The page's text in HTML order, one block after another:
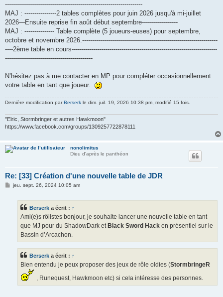
---------------------------------------------------------------------
MAJ : ----------------2 tables complètes pour juin 2026 jusqu'à mi-juillet
2026---Ensuite reprise fin août début septembre------------------
MAJ : --------------- Table complète (5 joueurs-euses) pour septembre,
octobre et novembre 2026.--------------------------------------------------------------------
----2ème table en cours-------------------------------------------------------------------------
--------------------------------------------
N’hésitez pas à me contacter en MP pour compléter occasionnellement
votre table en tant que joueur.
Dernière modification parBerserk le dim. juil. 19, 2026 10:38 pm, modifié 15 fois.
"Elric, Stormbringer et autres Hawkmoon"
https://www.facebook.com/groups/1309257722878111
nonolimitus
Dieu d'après le panthéon
Re: [33] Création d'une nouvelle table de JDR
Mjeu. sept. 26, 2024 10:05 am
Berserk a écrit : ↑
Ami(e)s rôlistes bonjour, je souhaite lancer une nouvelle table en tant
que MJ pour du ShadowDark et Black Sword Hack en présentiel sur le
Bassin d’Arcachon.
Berserk a écrit : ↑
Bien entendu je peux proposer des jeux de rôle oldies (StormbringeR
, Runequest, Hawkmoon etc) si cela intéresse des personnes.